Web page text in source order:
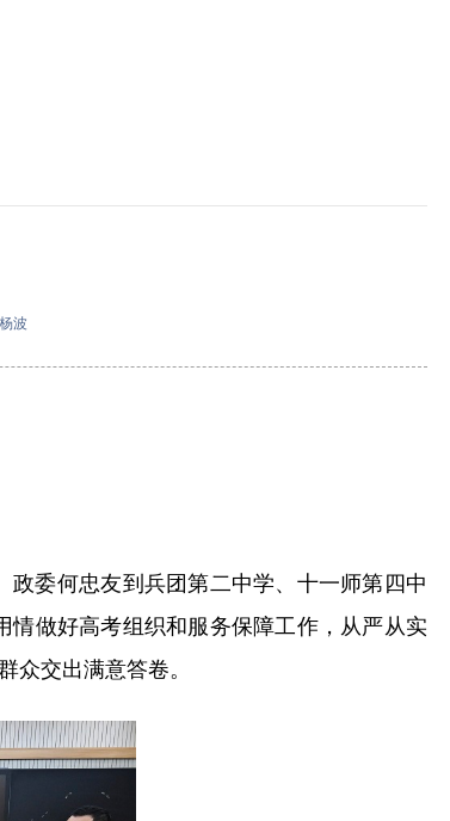
杨波
政委何忠友到兵团第二中学、十一师第四中
做好高考组织和服务保障工作，从严从实
众交出满意答卷。